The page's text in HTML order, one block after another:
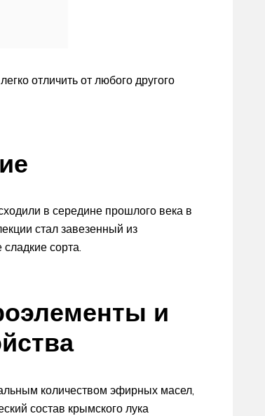
отличить от любого другого
в середине прошлого века в
стал завезенный из
сорта.
и
количеством эфирных масел,
состав крымского лука